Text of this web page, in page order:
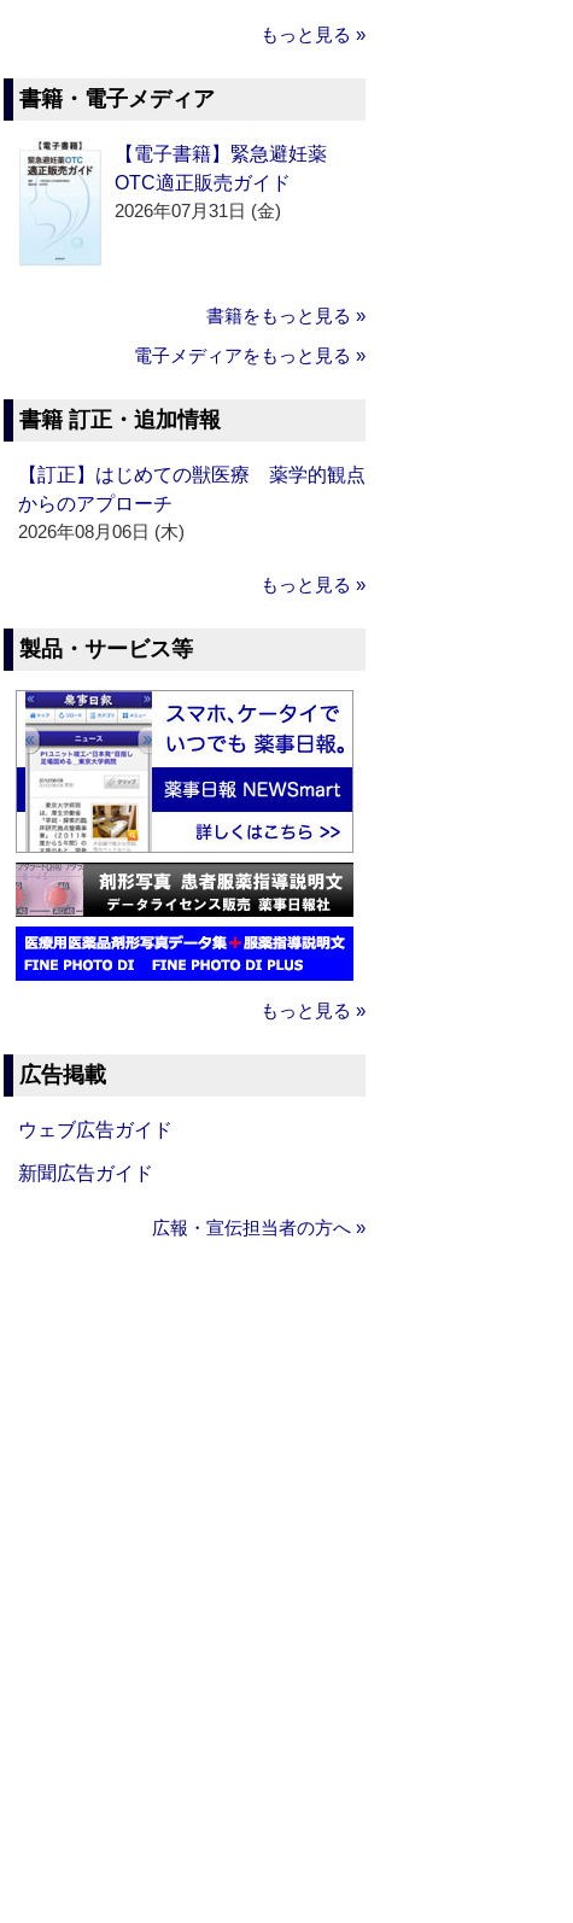
もっと見る »
書籍・電子メディア
【電子書籍】緊急避妊薬
OTC適正販売ガイド
2026年07月31日 (金)
書籍をもっと見る »
電子メディアをもっと見る »
書籍 訂正・追加情報
【訂正】はじめての獣医療 薬学的観点
からのアプローチ
2026年08月06日 (木)
もっと見る »
製品・サービス等
もっと見る »
広告掲載
ウェブ広告ガイド
新聞広告ガイド
広報・宣伝担当者の方へ »